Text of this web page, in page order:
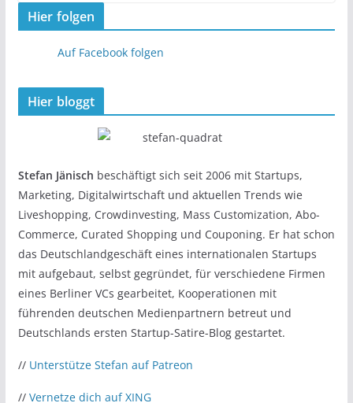
Hier folgen
Auf Facebook folgen
Hier bloggt
Stefan Jänisch beschäftigt sich seit 2006 mit Startups,
Marketing, Digitalwirtschaft und aktuellen Trends wie
Liveshopping, Crowdinvesting, Mass Customization, Abo-
Commerce, Curated Shopping und Couponing. Er hat schon
das Deutschlandgeschäft eines internationalen Startups
mit aufgebaut, selbst gegründet, für verschiedene Firmen
eines Berliner VCs gearbeitet, Kooperationen mit
führenden deutschen Medienpartnern betreut und
Deutschlands ersten Startup-Satire-Blog gestartet.
// Unterstütze Stefan auf Patreon
// Vernetze dich auf XING